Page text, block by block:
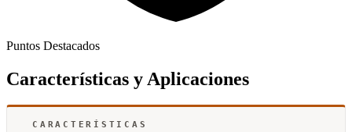
Puntos Destacados
Características y Aplicaciones
CARACTERÍSTICAS